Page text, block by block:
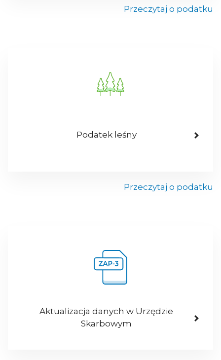
Przeczytaj o podatku
Podatek leśny
Przeczytaj o podatku
Aktualizacja danych w Urzędzie
Skarbowym